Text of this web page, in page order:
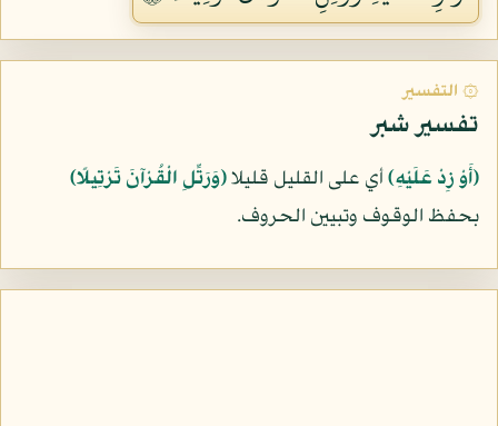
۞ التفسير
تفسير شبر
﴿أَوْ زِدْ عَلَيْهِ﴾أي على القليل قليلا﴿وَرَتِّلِ الْقُرْآنَ تَرْتِيلًا﴾
بحفظ الوقوف وتبيين الحروف.